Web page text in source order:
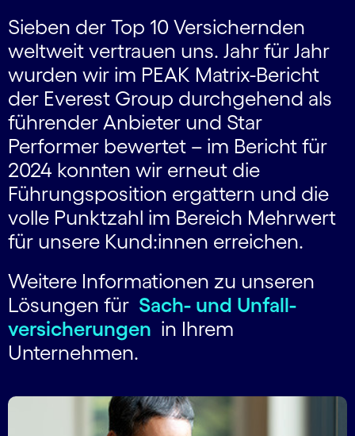
Sieben der Top 10 Versichernden
weltweit vertrauen uns. Jahr für Jahr
wurden wir im PEAK Matrix-Bericht
der Everest Group durchgehend als
führender Anbieter und Star
Performer bewertet – im Bericht für
2024 konnten wir erneut die
Führungsposition ergattern und die
volle Punktzahl im Bereich Mehrwert
für unsere Kund:innen erreichen.
Weitere Informationen zu unseren
Lösungen für Sach- und Unfall­
versicherungen in Ihrem
Unternehmen.